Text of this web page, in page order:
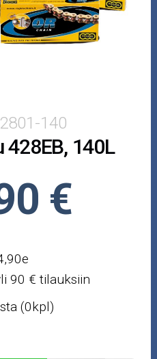
140
428EB, 140L
€
90 € tilauksiin
(0kpl)